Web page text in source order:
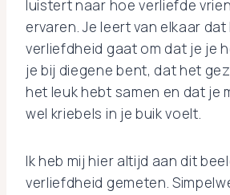
luistert naar hoe verliefde
ervaren. Je leert van elkaar
verliefdheid gaat om dat je je
je bij diegene bent, dat het
het leuk hebt samen en dat je
wel kriebels in je buik voelt.
Ik heb mij hier altijd aan dit
verliefdheid gemeten.